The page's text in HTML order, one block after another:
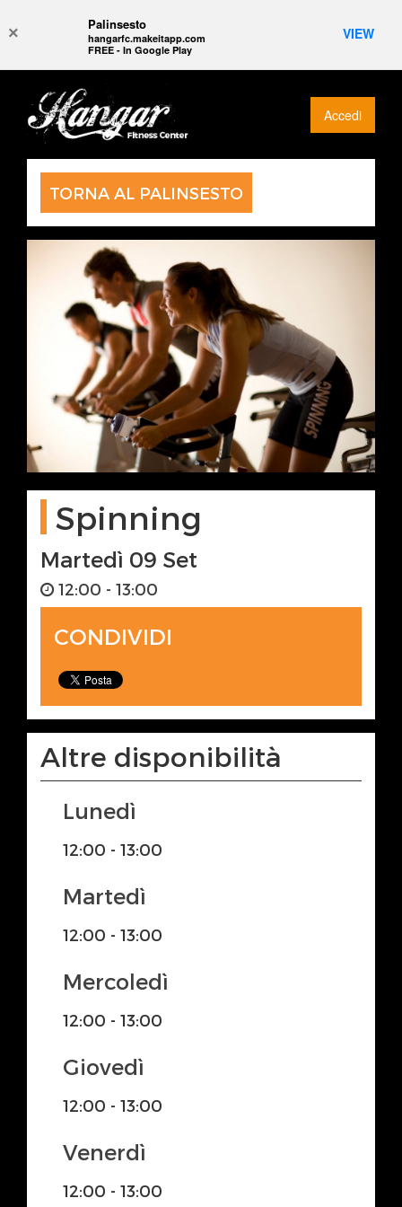
× Palinsesto
hangarfc.makeitapp.com
FREE - In Google Play
VIEW
Accedi
TORNA AL PALINSESTO
Spinning
Martedì 09 Set
12:00 - 13:00
CONDIVIDI
Altre disponibilità
Lunedì
12:00 - 13:00
Martedì
12:00 - 13:00
Mercoledì
12:00 - 13:00
Giovedì
12:00 - 13:00
Venerdì
12:00 - 13:00